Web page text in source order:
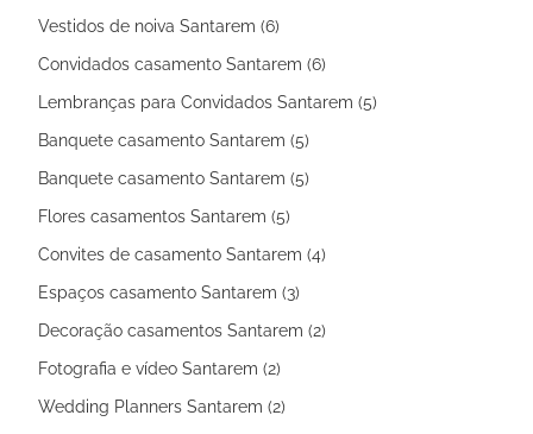
Vestidos de noiva Santarem (6)
Convidados casamento Santarem (6)
Lembranças para Convidados Santarem (5)
Banquete casamento Santarem (5)
Banquete casamento Santarem (5)
Flores casamentos Santarem (5)
Convites de casamento Santarem (4)
Espaços casamento Santarem (3)
Decoração casamentos Santarem (2)
Fotografia e vídeo Santarem (2)
Wedding Planners Santarem (2)